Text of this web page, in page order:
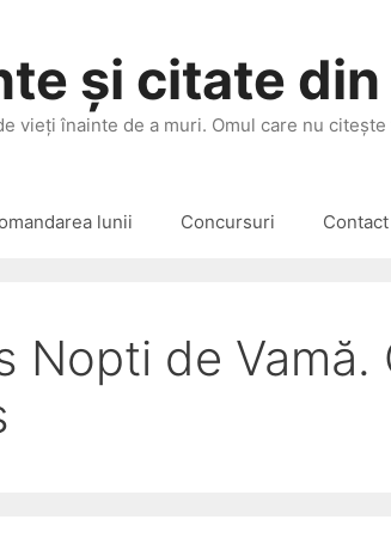
și citate
vieţi înainte de a muri. Omul care nu
lunii Concursuri Contact
Nopti de